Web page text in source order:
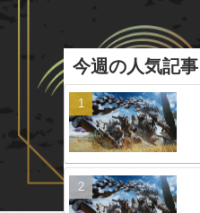
今週の人気記事